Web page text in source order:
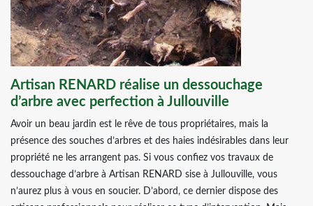
Artisan RENARD réalise un dessouchage
d’arbre avec perfection à Jullouville
Avoir un beau jardin est le rêve de tous propriétaires, mais la
présence des souches d’arbres et des haies indésirables dans leur
propriété ne les arrangent pas. Si vous confiez vos travaux de
dessouchage d’arbre à Artisan RENARD sise à Jullouville, vous
n’aurez plus à vous en soucier. D’abord, ce dernier dispose des